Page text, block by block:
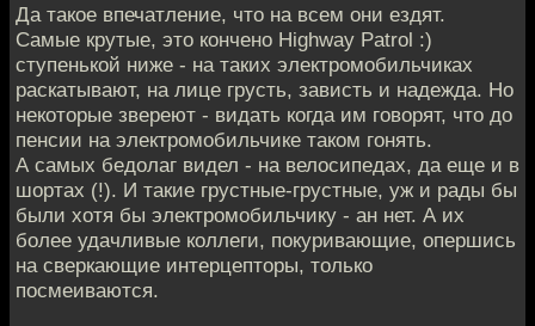
Да такое впечатление, что на всем они ездят.
Самые крутые, это кончено Highway Patrol :)
ступенькой ниже - на таких электромобильчиках
раскатывают, на лице грусть, зависть и надежда. Но
некоторые звереют - видать когда им говорят, что до
пенсии на электромобильчике таком гонять.
А самых бедолаг видел - на велосипедах, да еще и в
шортах (!). И такие грустные-грустные, уж и рады бы
были хотя бы электромобильчику - ан нет. А их
более удачливые коллеги, покуривающие, опершись
на сверкающие интерцепторы, только
посмеиваются.